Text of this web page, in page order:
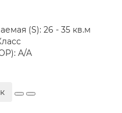
(S): 26 - 35 кв.м
A/A